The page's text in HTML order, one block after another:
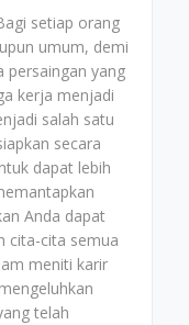
setiap orang
umum, demi
persaingan yang
kerja menjadi
salah satu
secara
dapat lebih
Anda dapat
cita-cita semua
meniti karir
telah